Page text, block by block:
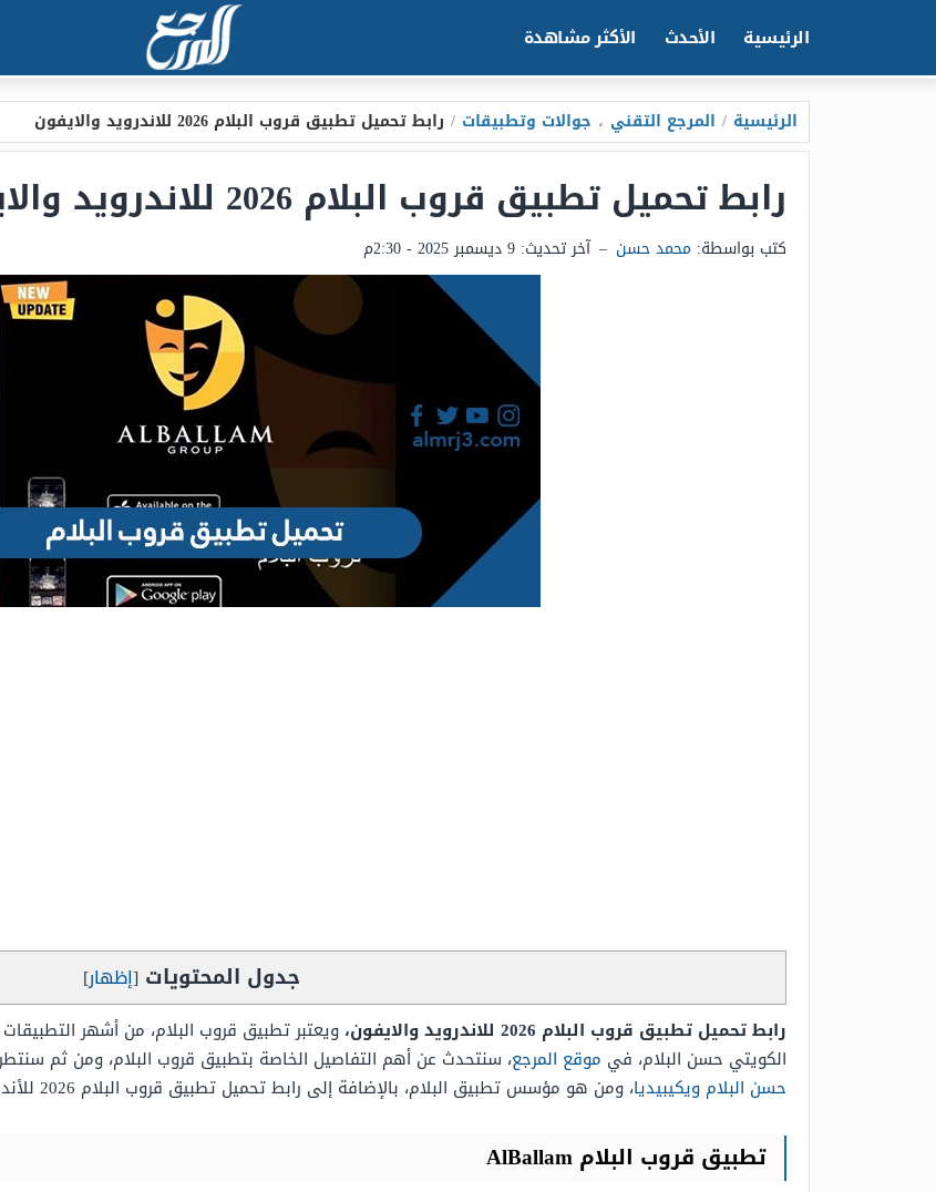
الرئيسية الأحدث الأكثر مشاهدة
الرئيسية / المرجع التقني ، جوالات وتطبيقات / رابط تحميل تطبيق قروب البلام 2026 للاندرويد والايفون
رابط تحميل تطبيق قروب البلام 2026 للاندرويد والايفون
كتب بواسطة: محمد حسن – آخر تحديث: 9 ديسمبر 2025 - 2:30م
جدول المحتويات [إظهار]
رابط تحميل تطبيق قروب البلام 2026 للاندرويد والايفون،
ويعتبر تطبيق قروب البلام، من أشهر
الكويتي حسن البلام، في موقع المرجع، سنتحدث عن أهم التفاصيل الخاصة بتطبيق قروب البلام، ومن ثم
حسن البلام ويكيبيديا، ومن هو مؤسس تطبيق البلام، بالإضافة إلى رابط تحميل تطبيق قروب البلام 2026 للأندرويد والآيفون، وب
تطبيق قروب البلام AlBallam